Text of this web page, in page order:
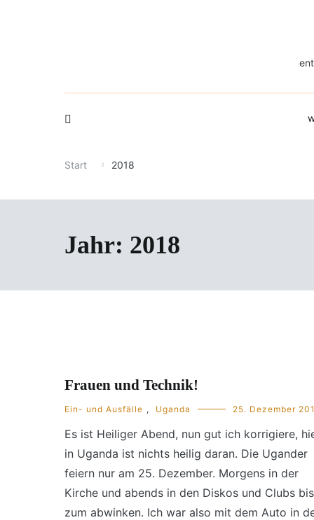
Start 2018
Jahr: 2018
Frauen und Technik!
Ein- und Ausfälle , Uganda 25. Dezember
Es ist Heiliger Abend, nun gut ich korrigiere,
in Uganda ist nichts heilig daran. Die Ugander
feiern nur am 25. Dezember. Morgens in der
Kirche und abends in den Diskos und Clubs bis
zum abwinken. Ich war also mit dem Auto in